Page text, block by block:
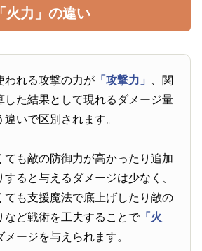
火力」の違い
われる攻撃の力が 「攻撃力」
、関
した結果として現れるダメージ量
違いで区別されます。
ても敵の防御力が高かったり追加
ると与えるダメージは少なく、
ても支援魔法で底上げしたり敵の
など戦術を工夫することで「火
メージを与えられます。